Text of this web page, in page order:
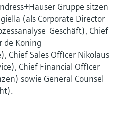
Gruppe sitzen
(als Corporate Director
Geschäft), Chief
de Koning
Chief Sales Officer Nikolaus
Chief Financial Officer
sowie General Counsel